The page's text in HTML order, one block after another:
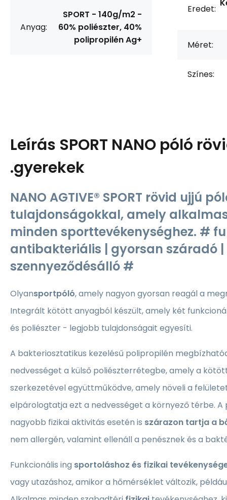
Anyag:
SPORT - 140g/m2 -
60% poliészter, 40%
polipropilén Ag+
Eredet:
Méret:
Színes:
Leírás SPORT NANO póló
.gyerekek
NANO AGTIVE® SPORT rövid ujjú
tulajdonságokkal, amely
minden sporttevékenységhez. #
antibakteriális | gyorsan száradó
szennyeződésálló #
Olyansportpóló, amely nagyon gyorsan reagál a
Integrált kötött anyagból készült, amely két
és poliészter - legjobb tulajdonságait egyesíti.
A bakteriosztatikus kezelésű polipropilén
nedvességet a külső poliészterrétegbe, amely a
szerkezetével együttműködve, amely növeli a
elpárologtatja ezt a nedvességet a környező térbe. A
nagyobb fizikai aktivitás esetén is szárazon tartja a
nem allergén, valamint ellenáll a penésznek és a
Funkcionális ing sportoláshoz és fizikai
vagy utazáshoz, amikor a hőmérséklet változik,